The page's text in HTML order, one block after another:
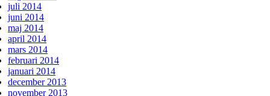
juli 2014
juni 2014
maj 2014
april 2014
mars 2014
februari 2014
januari 2014
december 2013
november 2013